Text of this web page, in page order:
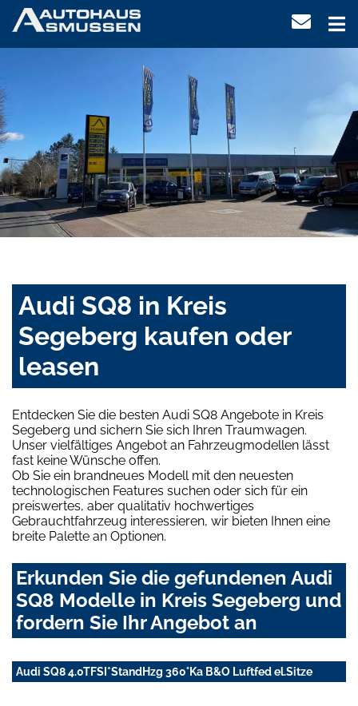
Audi SQ8 in Kreis
Segeberg kaufen oder
leasen
Entdecken Sie die besten Audi SQ8 Angebote in Kreis
Segeberg und sichern Sie sich Ihren Traumwagen.
Unser vielfältiges Angebot an Fahrzeugmodellen lässt
fast keine Wünsche offen.
Ob Sie ein brandneues Modell mit den neuesten
technologischen Features suchen oder sich für ein
preiswertes, aber qualitativ hochwertiges
Gebrauchtfahrzeug interessieren, wir bieten Ihnen eine
breite Palette an Optionen.
Erkunden Sie die gefundenen Audi
SQ8 Modelle in Kreis Segeberg und
fordern Sie Ihr Angebot an
Audi SQ8 4.0TFSI*StandHzg 360°Ka B&O Luftfed el.Sitze